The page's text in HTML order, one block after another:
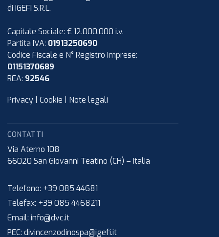
di IGEFI S.R.L.
Capitale Sociale: € 12.000.000 i.v.
Partita IVA: 01913250690
Codice Fiscale e N° Registro Imprese:
01151370689
REA: 92546
Privacy Cookie Note legali
CONTATTI
Via Aterno 108
66020 San Giovanni Teatino (CH) – Italia
Telefono: +39 085 44681
Telefax: +39 085 4468211
Email: info@dvc.it
PEC: divincenzodinospa@igefi.it